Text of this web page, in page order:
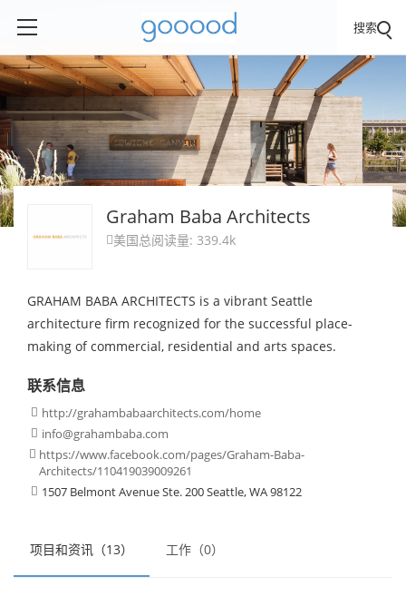
搜索
项目和资讯（13） 工作（0）
Graham Baba Architects
 美国总阅读量: 339.4k
GRAHAM BABA ARCHITECTS is a vibrant Seattle
architecture firm recognized for the successful place-
making of commercial, residential and arts spaces.
联系信息
 http://grahambabaarchitects.com/home
 info@grahambaba.com
 https://www.facebook.com/pages/Graham-Baba-
Architects/110419039009261
 1507 Belmont Avenue Ste. 200 Seattle, WA 98122